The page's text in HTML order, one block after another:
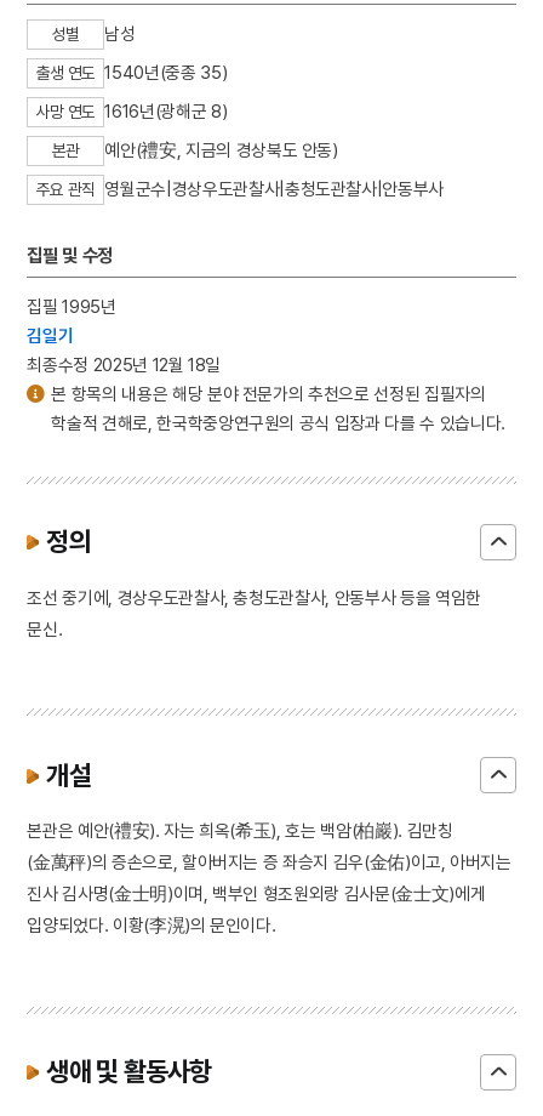
성별 남성
출생 연도 1540년(중종 35)
사망 연도 1616년(광해군 8)
본관 예안(禮安, 지금의 경상북도 안동)
주요 관직 영월군수|경상우도관찰사|충청도관찰사|안동부사
집필 및 수정
집필 1995년
김일기
최종수정 2025년 12월 18일
본 항목의 내용은 해당 분야 전문가의 추천으로 선정된 집필자의
학술적 견해로, 한국학중앙연구원의 공식 입장과 다를 수 있습니다.
정의
조선 중기에, 경상우도관찰사, 충청도관찰사, 안동부사 등을 역임한
문신.
개설
본관은 예안(禮安). 자는 희옥(希玉), 호는 백암(柏巖). 김만칭
(金萬秤)의 증손으로, 할아버지는 증 좌승지 김우(金佑)이고, 아버지는
진사 김사명(金士明)이며, 백부인 형조원외랑 김사문(金士文)에게
입양되었다. 이황(李滉)의 문인이다.
생애 및 활동사항